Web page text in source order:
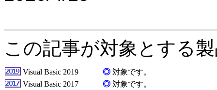
この記事が対象とする
Visual Basic 2019 ◎ 対象です。
Visual Basic 2017
◎ 対象です。